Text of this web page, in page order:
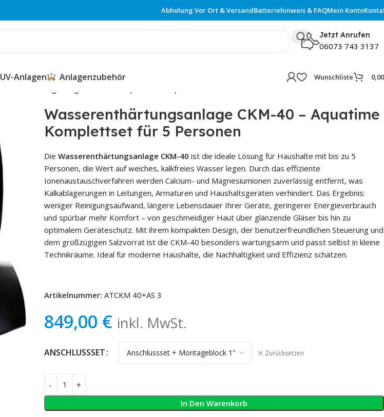
Abholung Vor Ort & VersandBatteriehinweis & FAQMein Konto
Jetzt Anrufen
06073 743 3137
Aquatime NEO-60
AQUATIME COSMOS
AQUATIME SUPERNOVA
UMKEHROSMOSEANLAGE
ROS REIHE
UV-Anlagen Anlagenzubehör Wunschliste
Wasserenthärtungsanlage CKM-40 – Aquatime
Komplettset für 5 Personen
Die Wasserenthärtungsanlage CKM-40 ist die ideale Lösung für Haushalte mit bis zu 5
Personen, die Wert auf weiches, kalkfreies Wasser legen. Durch das effiziente
Ionenaustauschverfahren werden Calcium- und Magnesiumionen zuverlässig entfernt, was
Kalkablagerungen in Leitungen, Armaturen und Haushaltsgeräten verhindert. Das Ergebnis:
weniger Reinigungsaufwand, längere Lebensdauer Ihrer Geräte, geringerer Energieverbrauch
und spürbar mehr Komfort – von geschmeidiger Haut über glänzende Gläser bis hin zu
optimalem Geräteschutz. Mit ihrem kompakten Design, der benutzerfreundlichen Steuerung und
dem großzügigen Salzvorrat ist die CKM-40 besonders wartungsarm und passt selbst in kleine
Technikräume. Ideal für moderne Haushalte, die Nachhaltigkeit und Effizienz schätzen.
Artikelnummer: ATCKM 40+AS 3
849,00 € inkl. MwSt.
ANSCHLUSSSET Zurücksetzen
In Den Warenkorb